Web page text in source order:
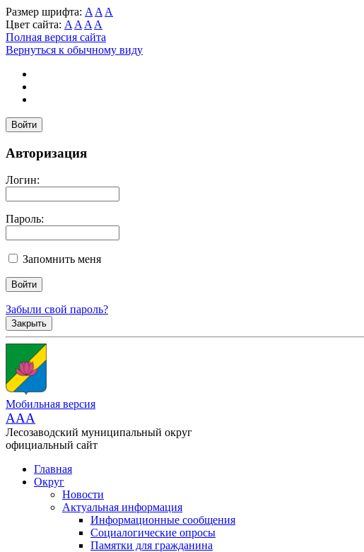
Размер шрифта: A A A
Цвет сайта: A A A A
Полная версия сайта
Вернуться к обычному виду
Войти
Авторизация
Логин:
Пароль:
Запомнить меня
Забыли свой пароль?
Закрыть
Мобильная версия
AAA
Лесозаводский муниципальный округ
официальный сайт
Главная
Округ
Новости
Актуальная информация
Информационные сообщения
Социалогические опросы
Памятки для гражданина